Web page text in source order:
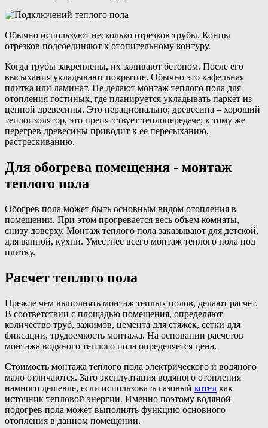
Обычно используют несколько отрезков трубы. Концы
отрезков подсоединяют к отопительному контуру.
Когда трубы закреплены, их заливают бетоном. После его
высыхания укладывают покрытие. Обычно это кафельная
плитка или ламинат. Не делают монтаж теплого пола для
отопления гостиных, где планируется укладывать паркет из
ценной древесины. Это нерационально; древесина – хороший
теплоизолятор, это препятствует теплопередаче; к тому же
перегрев древесины приводит к ее пересыханию,
растрескиванию.
Для обогрева помещения - монтаж
теплого пола
Обогрев пола может быть основным видом отопления в
помещении. При этом прогревается весь объем комнаты,
снизу доверху. Монтаж теплого пола заказывают для детской,
для ванной, кухни. Уместнее всего монтаж теплого пола под
плитку.
Расчет теплого пола
Прежде чем выполнять монтаж теплых полов, делают расчет.
В соответствии с площадью помещения, определяют
количество труб, зажимов, цемента для стяжек, сетки для
фиксации, трудоемкость монтажа. На основании расчетов
монтажа водяного теплого пола определяется цена.
Стоимость монтажа теплого пола электрического и водяного
мало отличаются. Зато эксплуатация водяного отопления
намного дешевле, если использовать газовый котел как
источник тепловой энергии. Именно поэтому водяной
подогрев пола может выполнять функцию основного
отопления в данном помещении.